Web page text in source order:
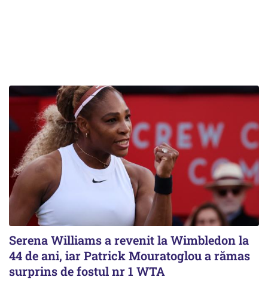
Serena Williams a revenit la Wimbledon la
44 de ani, iar Patrick Mouratoglou a rămas
surprins de fostul nr 1 WTA